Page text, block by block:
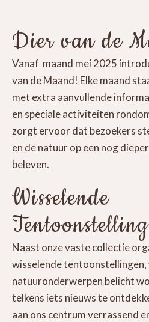
Dier van de
Vanaf maand mei 2025
van de Maand! Elke maand
met extra aanvullende
en speciale activiteiten
zorgt ervoor dat bezoekers
en de natuur op een nog
beleven.
Wisselende
Naast onze vaste collectie
wisselende
natuuronderwerpen belicht
telkens iets nieuws te
aan ons centrum verrassend